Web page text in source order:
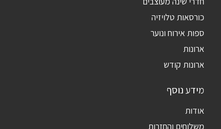
כורסאות טלויזיה
ספות אירוח ונוער
ארונות
ארונות קודש
מידע נוסף
אודות
משלוחים והחזרות